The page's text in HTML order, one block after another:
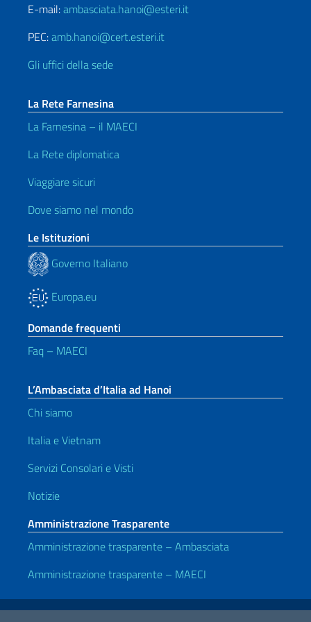
E-mail:ambasciata.hanoi@esteri.it
PEC:amb.hanoi@cert.esteri.it
Gli uffici della sede
La Rete Farnesina
La Farnesina – il MAECI
La Rete diplomatica
Viaggiare sicuri
Dove siamo nel mondo
Le Istituzioni
Governo Italiano
Europa.eu
Domande frequenti
Faq – MAECI
L’Ambasciata d’Italia ad Hanoi
Chi siamo
Italia e Vietnam
Servizi Consolari e Visti
Notizie
Amministrazione Trasparente
Amministrazione trasparente – Ambasciata
Amministrazione trasparente – MAECI
Link Utili